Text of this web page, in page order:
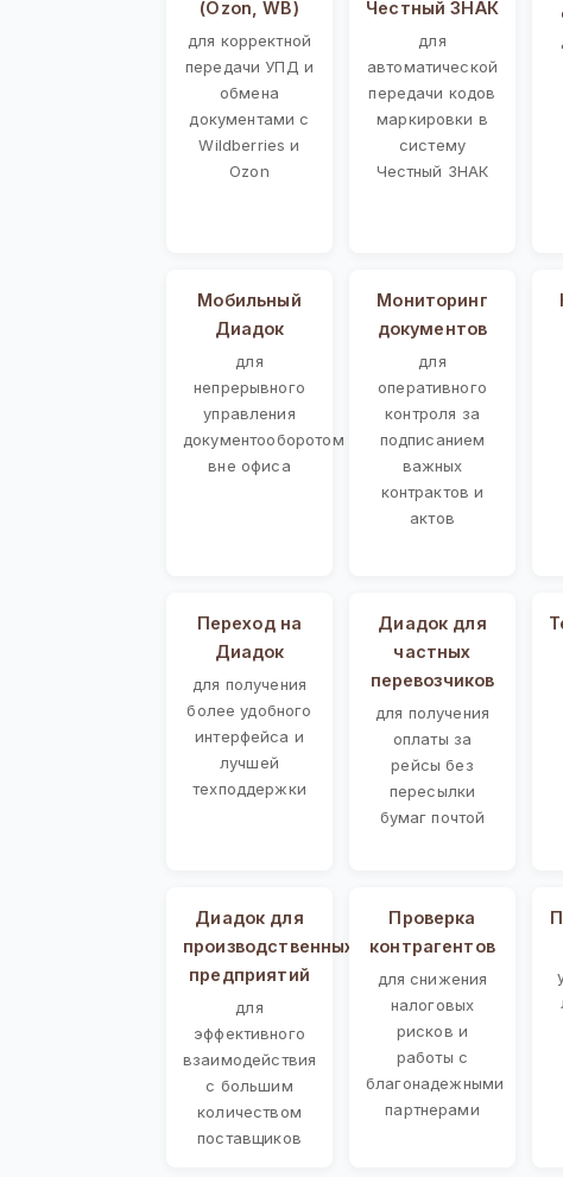
(Ozon, WB)
для корректной
передачи УПД и
обмена
документами с
Wildberries и
Ozon
Честный ЗНАК
для
автоматической
передачи кодов
маркировки в
систему
Честный ЗНАК
Мобильный
Диадок
для
непрерывного
управления
документооборотом
вне офиса
Мониторинг
документов
для
оперативного
контроля за
подписанием
важных
контрактов и
актов
Переход на
Диадок
для получения
более удобного
интерфейса и
лучшей
техподдержки
Диадок для
частных
перевозчиков
для получения
оплаты за
рейсы без
пересылки
бумаг почтой
Диадок для
производственных
предприятий
для
эффективного
взаимодействия
с большим
количеством
поставщиков
Проверка
контрагентов
для снижения
налоговых
рисков и
работы с
благонадежными
партнерами